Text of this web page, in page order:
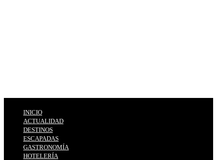
INICIO
ACTUALIDAD
DESTINOS
ESCAPADAS
GASTRONOMÍA
HOTELERÍA